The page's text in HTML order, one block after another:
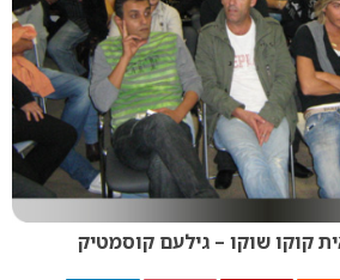
קוקו שוקו – גילעם קוסמטיק